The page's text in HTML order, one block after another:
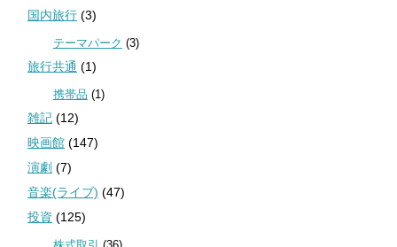
国内旅行 (3)
テーマパーク (3)
旅行共通 (1)
携帯品 (1)
雑記 (12)
映画館 (147)
演劇 (7)
音楽(ライブ) (47)
投資 (125)